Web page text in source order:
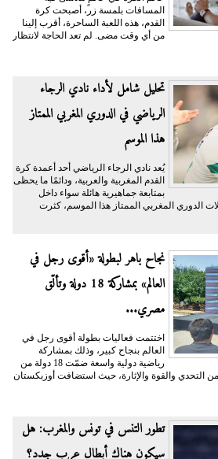
المسافات بلمسة زر، أصبحت كرة
القدم، هذه اللعبة الساحرة، أقرب إلينا
من أي وقت مضى. لم تعد الحاجة لانتظار
تحليل شامل لأداء نادي الرجاء
الرياضي في الدوري المغربي الممتاز
هذا الموسم
يُعد نادي الرجاء الرياضي أحد أعمدة كرة
القدم المغربية والعربية، ودائمًا ما يحظى
بمتابعة جماهيرية هائلة سواء داخل
الدوري المغربي الممتاز هذا الموسم، كثرت
نجاح باهر لبطولة «أقوى رجل في
العالم» بمشاركة 18 دولة وتألّق
مصري...
اختتمت فعاليات بطولة أقوى رجل في
العالم بنجاح كبير، وذلك بمشاركة
رياضية دولية واسعة ضمّت 18 دولة من
التحدي والقوة والإثارة، حيث استضافت أوزبكستان
تطور التنس في تونس والمغرب: هل
سيكون هناك أبطال عرب جدد؟